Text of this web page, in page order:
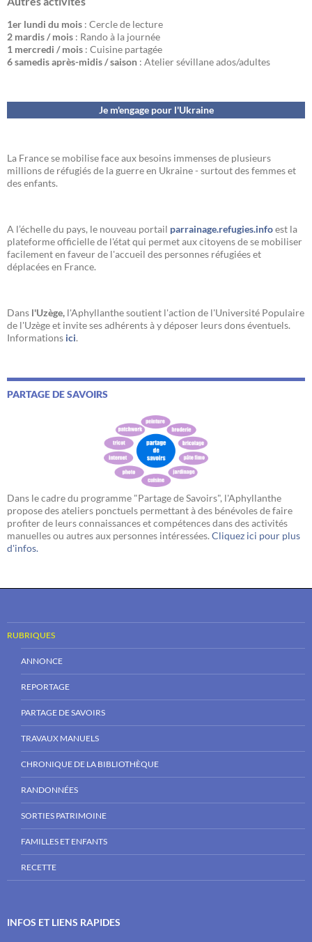
1er lundi du mois : Cercle de lecture
2 mardis / mois : Rando à la journée
1 mercredi / mois : Cuisine partagée
6 samedis après-midis / saison : Atelier sévillane ados/adultes
Je m'engage pour l'Ukraine
La France se mobilise face aux besoins immenses de plusieurs
millions de réfugiés de la guerre en Ukraine - surtout des femmes et
des enfants.
A l’échelle du pays, le nouveau portail parrainage.refugies.infoest la
plateforme officielle de l'état qui permet aux citoyens de se mobiliser
facilement en faveur de l'accueil des personnes réfugiées et
déplacées en France.
Dans l'Uzège, l'Aphyllanthe soutient l'action de l'Université Populaire
de l'Uzège et invite ses adhérents à y déposer leurs dons éventuels.
Informations ici.
PARTAGE DE SAVOIRS
Dans le cadre du programme "Partage de Savoirs", l'Aphyllanthe
propose des ateliers ponctuels permettant à des bénévoles de faire
profiter de leurs connaissances et compétences dans des activités
manuelles ou autres aux personnes intéressées. Cliquez ici pour plus
d'infos.
RUBRIQUES
ANNONCE
REPORTAGE
PARTAGE DE SAVOIRS
TRAVAUX MANUELS
CHRONIQUE DE LA BIBLIOTHÈQUE
RANDONNÉES
SORTIES PATRIMOINE
FAMILLES ET ENFANTS
RECETTE
INFOS ET LIENS RAPIDES